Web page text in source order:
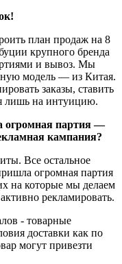
план продаж на 8
крупного бренда
и вывоз. Мы
модель — из Китая.
заказы, ставить
лишь на интуицию.
огромная партия —
кампания?
Все остальное
огромная партия
на которые мы делаем
рекламировать.
- товарные
доставки как по
могут привезти